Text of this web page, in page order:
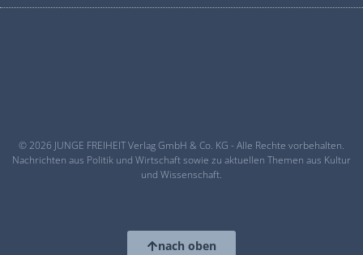
© 2026 JUNGE FREIHEIT Verlag GmbH & Co. KG - Alle Rechte vorbehalten.
Nachrichten aus Politik und Wirtschaft sowie zu aktuellen Themen aus Kultur
und Wissenschaft.
nach oben